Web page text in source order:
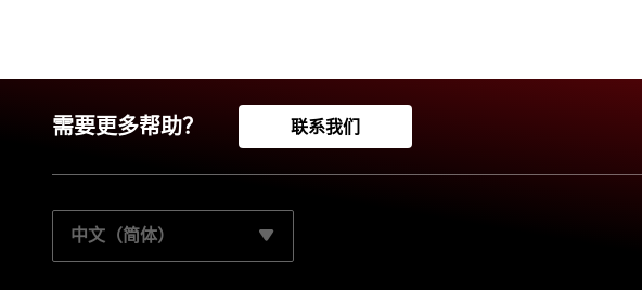
需要更多帮助？ 联系我们
选择您的首选语言：